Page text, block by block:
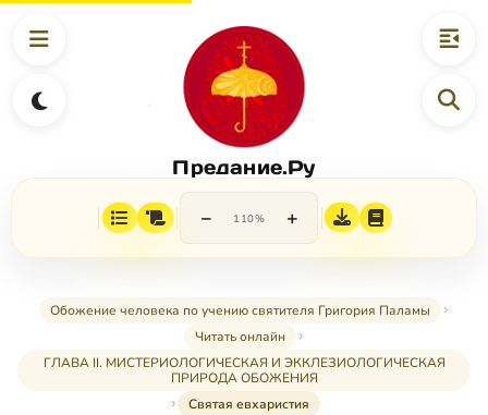
Предание.Ру
− 110% +
Обожение человека по учению святителя Григория Паламы
Читать онлайн
ГЛАВА II. МИСТЕРИОЛОГИЧЕСКАЯ И ЭККЛЕЗИОЛОГИЧЕСКАЯ
ПРИРОДА ОБОЖЕНИЯ
Святая евхаристия